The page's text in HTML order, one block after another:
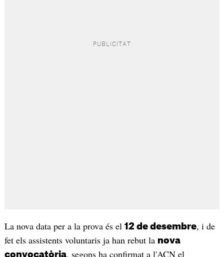
La nova data per a la prova és el 12 de desembre, i de
fet els assistents voluntaris ja han rebut la nova
convocatòria, segons ha confirmat a l'ACN el